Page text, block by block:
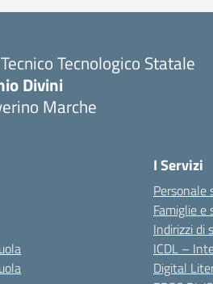
Tecnologico Statale
Divini
Marche
I Servizi
Personale
Famiglie e
Indirizzi di
ICDL –
Digital